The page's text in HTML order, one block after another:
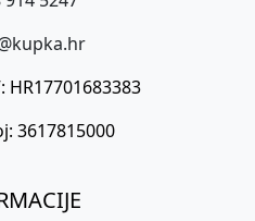
HR17701683383
3617815000